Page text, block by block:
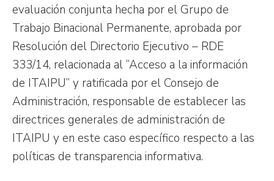
evaluación conjunta hecha por el Grupo de
Trabajo Binacional Permanente, aprobada por
Resolución del Directorio Ejecutivo – RDE
333/14, relacionada al “Acceso a la información
de ITAIPU” y ratificada por el Consejo de
Administración, responsable de establecer las
directrices generales de administración de
ITAIPU y en este caso específico respecto a las
políticas de transparencia informativa.